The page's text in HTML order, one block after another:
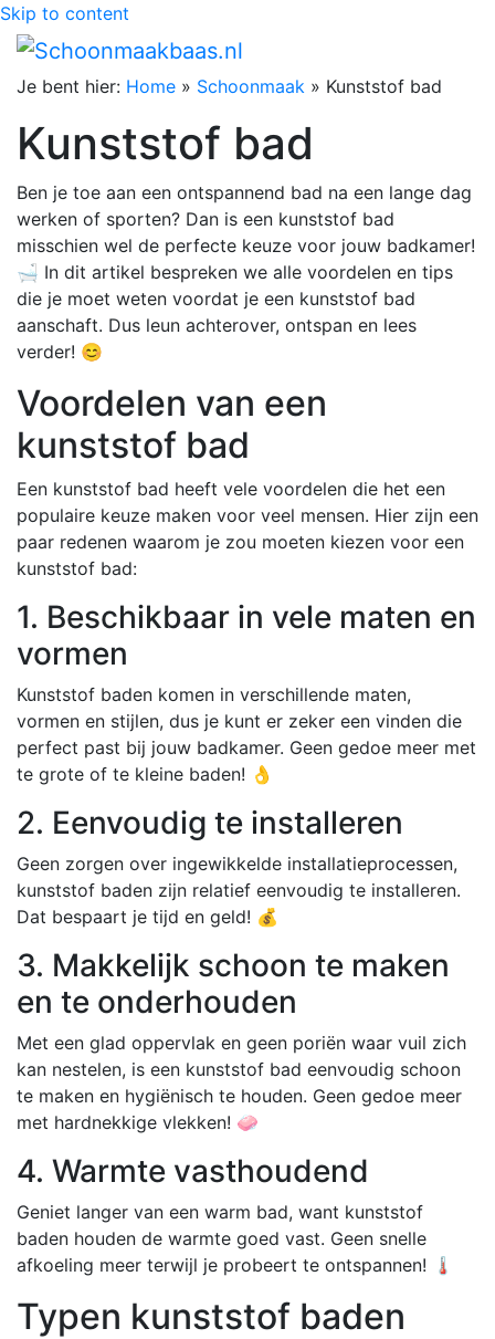
Skip to content
Je bent hier: Home » Schoonmaak » Kunststof bad
Kunststof bad
Ben je toe aan een ontspannend bad na een lange dag
werken of sporten? Dan is een kunststof bad
misschien wel de perfecte keuze voor jouw badkamer!
🛁 In dit artikel bespreken we alle voordelen en tips
die je moet weten voordat je een kunststof bad
aanschaft. Dus leun achterover, ontspan en lees
verder! 😊
Voordelen van een
kunststof bad
Een kunststof bad heeft vele voordelen die het een
populaire keuze maken voor veel mensen. Hier zijn een
paar redenen waarom je zou moeten kiezen voor een
kunststof bad:
1. Beschikbaar in vele maten en
vormen
Kunststof baden komen in verschillende maten,
vormen en stijlen, dus je kunt er zeker een vinden die
perfect past bij jouw badkamer. Geen gedoe meer met
te grote of te kleine baden! 👌
2. Eenvoudig te installeren
Geen zorgen over ingewikkelde installatieprocessen,
kunststof baden zijn relatief eenvoudig te installeren.
Dat bespaart je tijd en geld! 💰
3. Makkelijk schoon te maken
en te onderhouden
Met een glad oppervlak en geen poriën waar vuil zich
kan nestelen, is een kunststof bad eenvoudig schoon
te maken en hygiënisch te houden. Geen gedoe meer
met hardnekkige vlekken! 🧼
4. Warmte vasthoudend
Geniet langer van een warm bad, want kunststof
baden houden de warmte goed vast. Geen snelle
afkoeling meer terwijl je probeert te ontspannen! 🌡️
Typen kunststof baden